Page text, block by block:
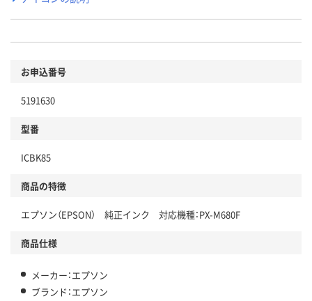
お申込番号
5191630
型番
ICBK85
商品の特徴
エプソン（EPSON） 純正インク 対応機種：PX-M680F
商品仕様
メーカー：エプソン
ブランド：エプソン